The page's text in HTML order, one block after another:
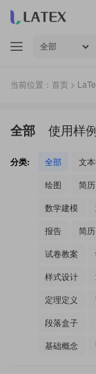
当前位置： 首页 >
全部 使用样
分类: 全部 文
绘图
简历
数学建模
报告
简历
试卷教案
样式设计
定理定义
段落盒子
基础概念